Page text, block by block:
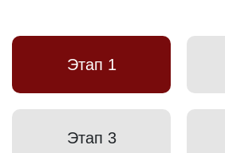
Этап 1
Этап 3